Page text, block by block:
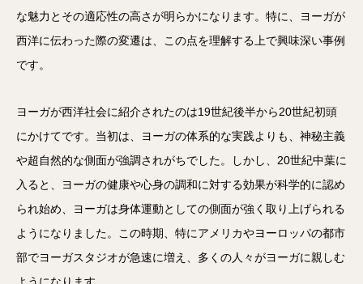
な魅力とその適応性の高さが明らかになります。特に、ヨーガが
西洋に伝わった際の変遷は、この点を理解する上で興味深い事例
です。
ヨーガが西洋社会に紹介されたのは19世紀後半から20世紀初頭
にかけてです。当初は、ヨーガの体系的な実践よりも、神秘主義
や超自然的な側面が強調されがちでした。しかし、20世紀中葉に
入ると、ヨーガの健康や心身の調和に対する効果が科学的に認め
られ始め、ヨーガは身体運動としての側面が強く取り上げられる
ようになりました。この時期、特にアメリカやヨーロッパの都市
部でヨーガスタジオが急速に増え、多くの人々がヨーガに親しむ